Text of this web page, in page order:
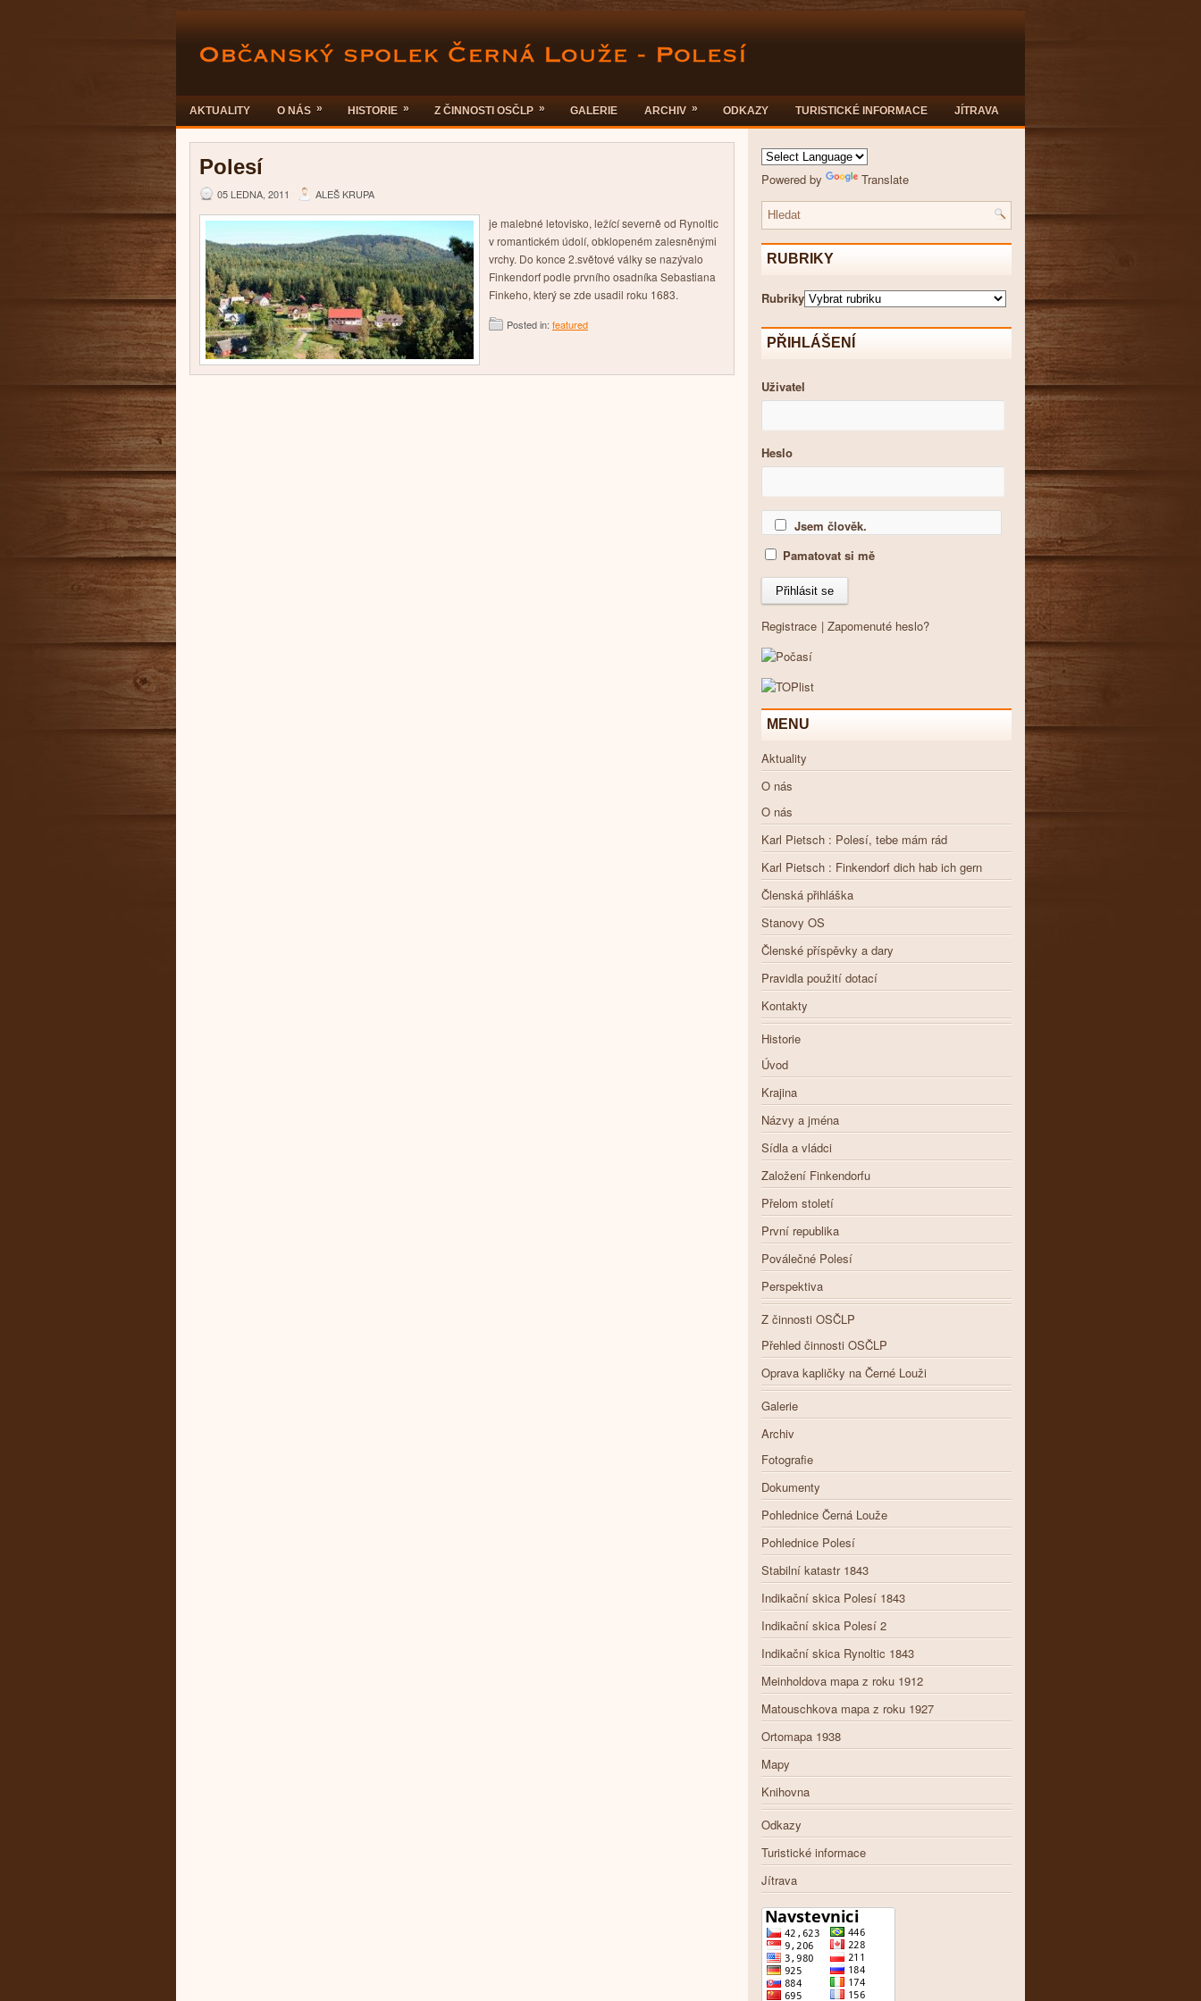
AKTUALITY O NÁS » HISTORIE » Z ČINNOSTI OSČLP » GALERIE ARCHIV » ODKAZY TURISTICKÉ INFORMACE JÍTRAVA
Polesí
05 LEDNA, 2011 ALEŠ KRUPA
je malebné letovisko, ležící severně od Rynoltic
v romantickém údolí, obklopeném zalesněnými
vrchy. Do konce 2.světové války se nazývalo
Finkendorf podle prvního osadníka Sebastiana
Finkeho, který se zde usadil roku 1683.
Posted in: featured
Powered by Translate
RUBRIKY
Rubriky
PŘIHLÁŠENÍ
Uživatel
Heslo
Jsem člověk.
Pamatovat si mě
Registrace | Zapomenuté heslo?
MENU
Aktuality
O nás
O nás
Karl Pietsch : Polesí, tebe mám rád
Karl Pietsch : Finkendorf dich hab ich gern
Členská přihláška
Stanovy OS
Členské příspěvky a dary
Pravidla použití dotací
Kontakty
Historie
Úvod
Krajina
Názvy a jména
Sídla a vládci
Založení Finkendorfu
Přelom století
První republika
Poválečné Polesí
Perspektiva
Z činnosti OSČLP
Přehled činnosti OSČLP
Oprava kapličky na Černé Louži
Galerie
Archiv
Fotografie
Dokumenty
Pohlednice Černá Louže
Pohlednice Polesí
Stabilní katastr 1843
Indikační skica Polesí 1843
Indikační skica Polesí 2
Indikační skica Rynoltic 1843
Meinholdova mapa z roku 1912
Matouschkova mapa z roku 1927
Ortomapa 1938
Mapy
Knihovna
Odkazy
Turistické informace
Jítrava